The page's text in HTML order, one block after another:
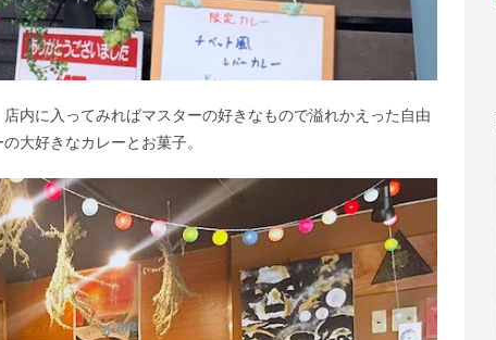
内に入ってみればマスターの好きなもので溢れかえった自由
大好きなカレーとお菓子。​